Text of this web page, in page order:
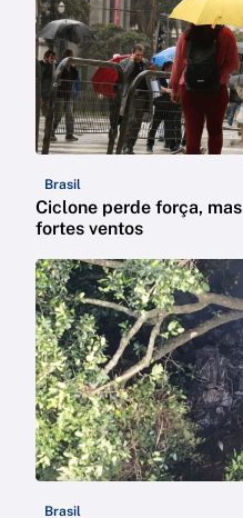
Brasil
Ciclone perde força,
fortes ventos
Brasil